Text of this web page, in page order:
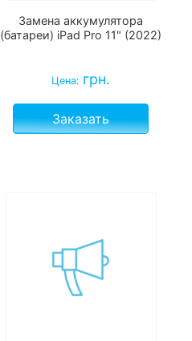
Замена аккумулятора
(батареи) iPad Pro 11" (2022)
Цена: грн.
Заказать